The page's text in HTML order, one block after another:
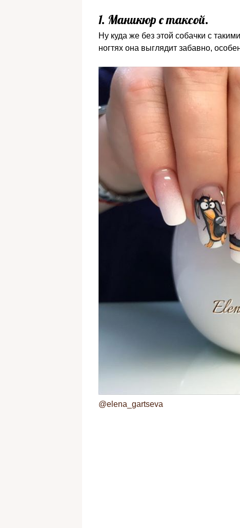
1. Маникюр с таксой.
Ну куда же без этой собачки с
ногтях она выглядит забавно,
@elena_gartseva